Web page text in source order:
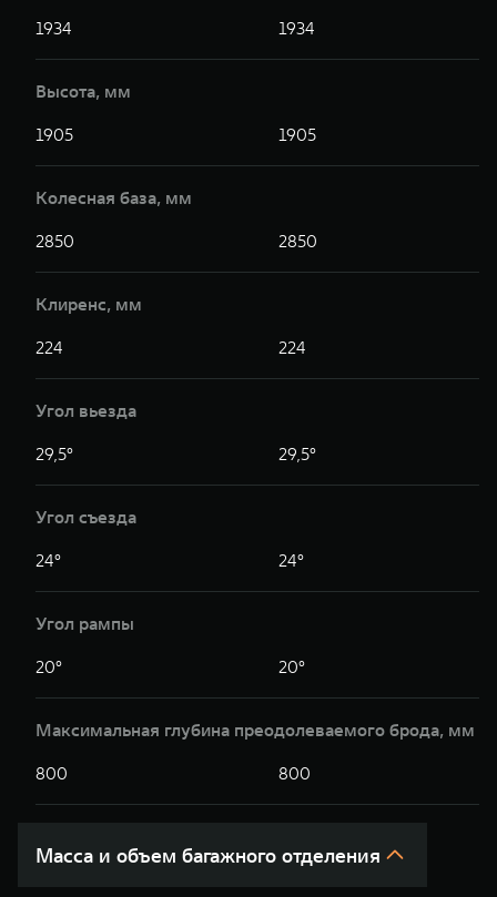
1934 1934
Высота, мм
1905 1905
Колесная база, мм
2850 2850
Клиренс, мм
224 224
Угол вьезда
29,5° 29,5°
Угол съезда
24° 24°
Угол рампы
20° 20°
Максимальная глубина преодолеваемого брода, мм
800 800
Масса и объем багажного отделения